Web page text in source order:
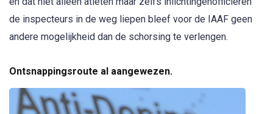
de inspecteurs in de weg liepen bleef voor de IAAF geen
andere mogelijkheid dan de schorsing te verlengen.
Ontsnappingsroute al aangewezen.